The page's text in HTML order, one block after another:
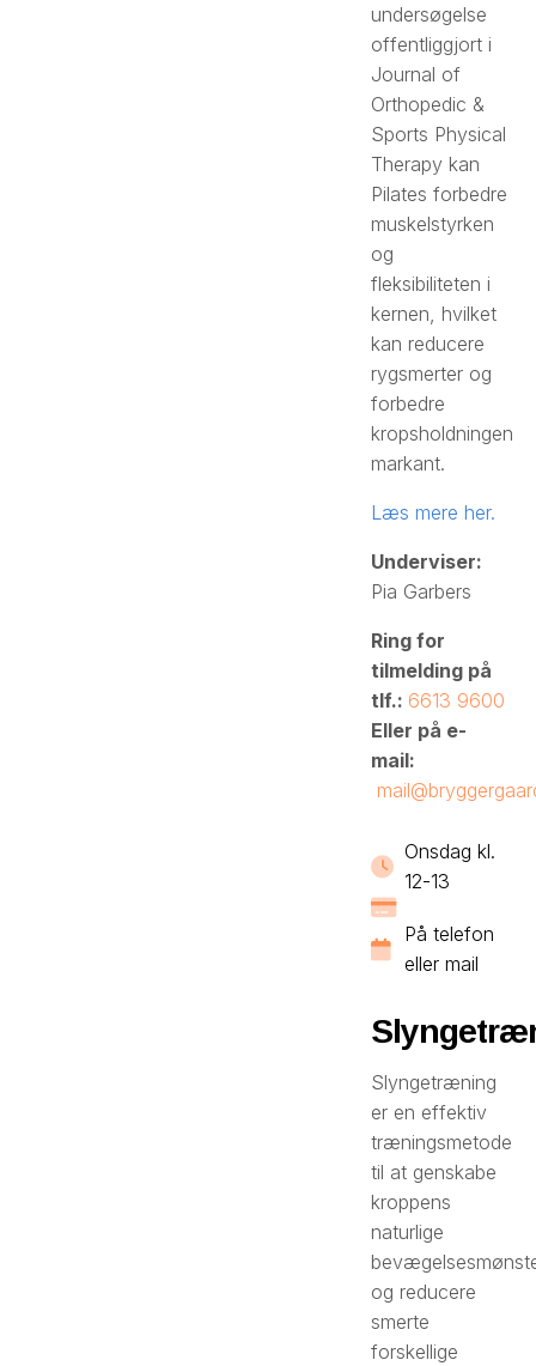
undersøgelse
offentliggjort i
Journal of
Orthopedic &
Sports Physical
Therapy kan
Pilates forbedre
muskelstyrken
og
fleksibiliteten i
kernen, hvilket
kan reducere
rygsmerter og
forbedre
kropsholdningen
markant.
Læs mere her.
Underviser:
Pia Garbers
Ring for
tilmelding på
tlf.: 6613 9600
Eller på e-
mail:
Onsdag kl.
12-13
På telefon
eller mail
Slyngetræning
er en effektiv
træningsmetode
til at genskabe
kroppens
naturlige
og reducere
smerte
forskellige